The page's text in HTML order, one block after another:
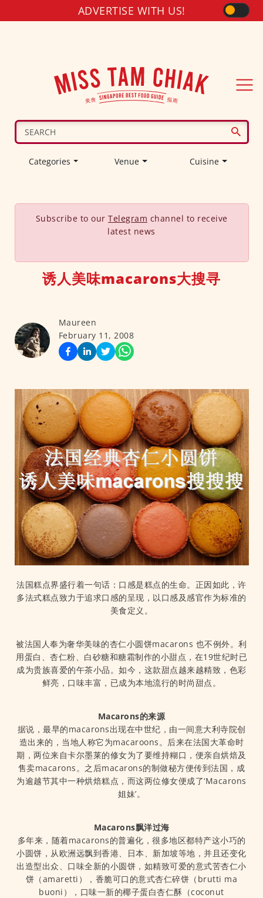
ADVERTISE WITH US!
Categories Venue Cuisine
Subscribe to our Telegram channel to receive
latest news
诱人美味macarons大搜寻
Maureen
February 11, 2008
法国糕点界盛行着一句话：口感是糕点的生命。正因如此，许
多法式糕点致力于追求口感的呈现，以口感及感官作为标准的
美食定义。
被法国人奉为奢华美味的杏仁小圆饼macarons 也不例外。利
用蛋白、杏仁粉、白砂糖和糖霜制作的小甜点，在19世纪时已
成为贵族喜爱的午茶小品。如今，这款甜点越来越精致，色彩
鲜亮，口味丰富，已成为本地流行的时尚甜点。
Macarons的来源
据说，最早的macarons出现在中世纪，由一间意大利寺院创
造出来的，当地人称它为macaroons。后来在法国大革命时
期，两位来自卡尔墨莱的修女为了要维持糊口，便亲自烘焙及
售卖macarons。之后macarons的制做秘方便传到法国，成
为逾越节其中一种烘焙糕点，而这两位修女便成了‘Macarons
姐妹’。
Macarons飘洋过海
多年来，随着macarons的普遍化，很多地区都特产这小巧的
小圆饼，从欧洲远飘到香港、日本、新加坡等地，并且还变化
出造型出众、口味全新的小圆饼，如精致可爱的意式苦杏仁小
饼（amaretti），香脆可口的意式杏仁碎饼（brutti ma
buoni），口味一新的椰子蛋白杏仁酥（coconut